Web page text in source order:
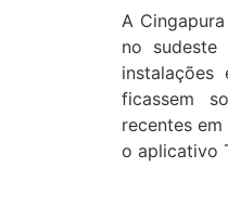
A
no sudeste
ficassem
recentes
o aplicativo